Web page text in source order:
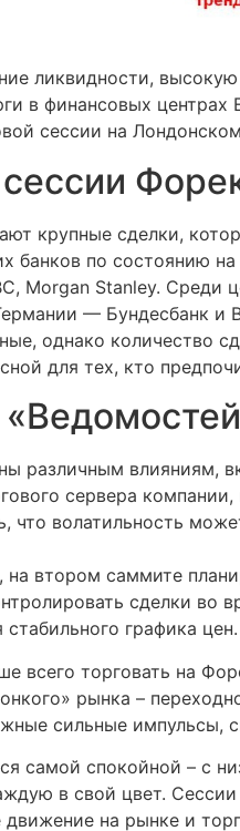
ликвидности,
в финансовых
сессии на
крупные сделки,
банков по состоянию на
Morgan Stanley.
— Бундесбанк и
однако количество
для тех, кто
различным влияниям,
сервера
что волатильность
на втором саммите
сделки во
графика цен.
всего торговать на
рынка –
сильные импульсы,
самой спокойной – с
в свой цвет. Сессии
на рынке и